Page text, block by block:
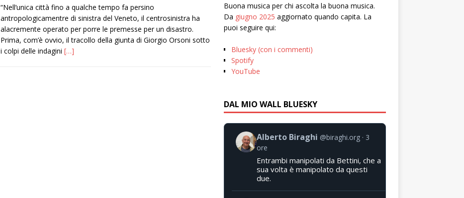
“Nell’unica città fino a qualche tempo fa persino
antropologicamentre di sinistra del Veneto, il centrosinistra ha
alacremente operato per porre le premesse per un disastro.
Prima, com’è ovvio, il tracollo della giunta di Giorgio Orsoni sotto
i colpi delle indagini […]
Buona musica per chi ascolta la buona musica.
Da giugno 2025 aggiornato quando capita. La
puoi seguire qui:
Bluesky (con i commenti)
Spotify
YouTube
DAL MIO WALL BLUESKY
Alberto Biraghi @biraghi.org
3
ore
Entrambi manipolati da Bettini, che a
sua volta è manipolato da questi
due.